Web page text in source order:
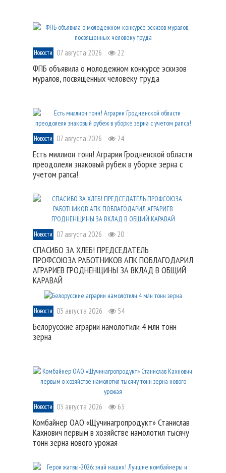
Новости 07 августа 2026 22
ФПБ объявила о молодежном конкурсе эскизов
муралов, посвященных человеку труда
Новости 07 августа 2026 24
Есть миллион тонн! Аграрии Гродненской области
преодолели знаковый рубеж в уборке зерна с
учетом рапса!
Новости 07 августа 2026 20
СПАСИБО ЗА ХЛЕБ! ПРЕДСЕДАТЕЛЬ
ПРОФСОЮЗА РАБОТНИКОВ АПК ПОБЛАГОДАРИЛ
АГРАРИЕВ ГРОДНЕНЩИНЫ ЗА ВКЛАД В ОБЩИЙ
КАРАВАЙ
Новости 03 августа 2026 54
Белорусские аграрии намолотили 4 млн тонн
зерна
Новости 03 августа 2026 63
Комбайнер ОАО «Щучинагропродукт» Станислав
Кахнович первым в хозяйстве намолотил тысячу
тонн зерна нового урожая